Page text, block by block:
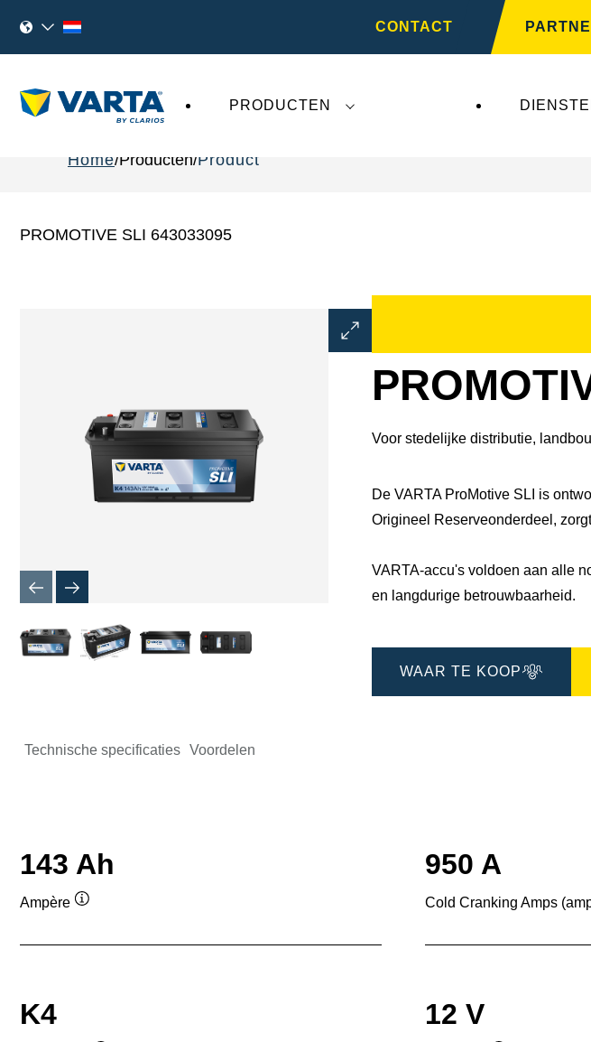
CONTACT
PRODUCTEN
Home Producten Product
PROMOTIVE SLI 643033095
Dialoogvenster
Afbeelding
Voor stedelijke distributie,
De VARTA ProMotive SLI is
Origineel Reserveonderdeel,
VARTA-accu's voldoen aan alle
en langdurige betrouwbaarheid.
WAAR TE KOOP
Technische specificaties Voordelen
143 Ah
Ampère
de
950 A
Cold Cranking Amps
K4 12 V